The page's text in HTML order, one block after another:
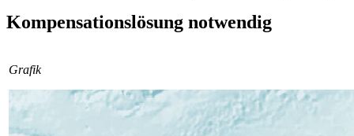
Kompensationslösung notwendig
Grafik